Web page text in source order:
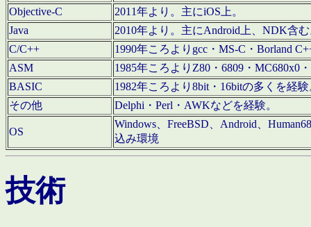
Objective-C
2011年より。主にiOS上。
Java
2010年より。主にAndroid上、NDK含
C/C++
1990年ころよりgcc・MS-C・Borland
ASM
1985年ころよりZ80・6809・MC680x0
BASIC
1982年ころより8bit・16bitの多くを経
その他
Delphi・Perl・AWKなどを経験。
OS
Windows、FreeBSD、Android、
込み環境
技術